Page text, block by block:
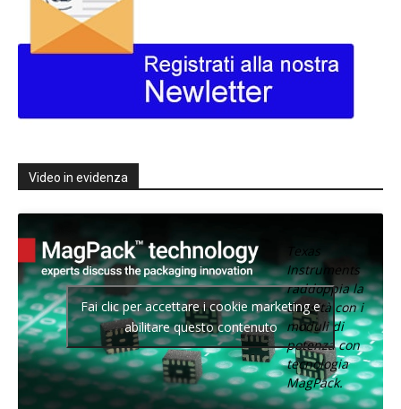
Video in evidenza
Texas
Instruments
raddoppia la
densità con i
moduli di
potenza con
tecnologia
MagPack.
Fai clic per accettare i cookie marketing e
abilitare questo contenuto